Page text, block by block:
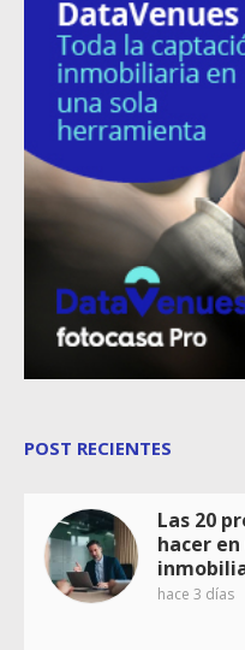
POST RECIENTES
Las 20
hacer
hace 3 días